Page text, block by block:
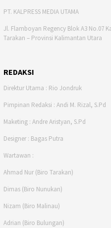
PT. KALPRESS MEDIA UTAMA
Jl. Flamboyan Regency Blok A3 No.07
Tarakan – Provinsi Kalimantan Utara
REDAKSI
Direktur Utama : Rio Jondruk
Pimpinan Redaksi : Andi M. Rizal, S.Pd
Maketing : Andre Aristyan, S.Pd
Designer : Bagas Putra
Wartawan :
Ahmad Nur (Biro Tarakan)
Dimas (Biro Nunukan)
Nizam (Biro Malinau)
Adrian (Biro Bulungan)